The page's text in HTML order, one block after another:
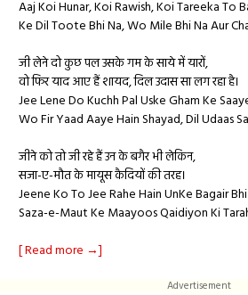
Aaj Koi Hunar, Koi Rawish, Koi Tareeka To
Ke Dil Toote Bhi Na, Wo Mile Bhi Na Aur
जी लेने दो कुछ पल उसके गम के साये में यारों,
वो फिर याद आए हैं शायद, दिल उदास सा लग रहा है।
Jee Lene Do Kuchh Pal Uske Gham Ke
Wo Fir Yaad Aaye Hain Shayad, Dil Udaas
जीने को तो जी रहे हैं उन के बगैर भी लेकिन,
सजा-ए-मौत के मायूस कैदियों की तरह।
Jeene Ko To Jee Rahe Hain UnKe Bagair
Saza-e-Maut Ke Maayoos Qaidiyon Ki
[ Read more →]
Advertisement